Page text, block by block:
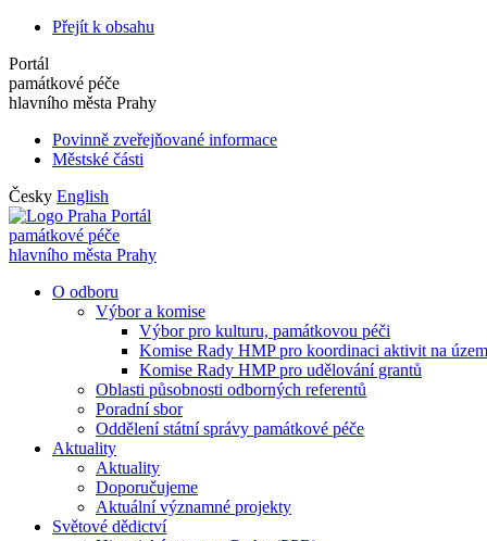
Přejít k obsahu
Portál
památkové péče
hlavního města Prahy
Povinně zveřejňované informace
Městské části
Česky English
Portál
památkové péče
hlavního města Prahy
O odboru
Výbor a komise
Výbor pro kulturu, památkovou péči
Komise Rady HMP pro koordinaci aktivit na
Komise Rady HMP pro udělování grantů
Oblasti působnosti odborných referentů
Poradní sbor
Oddělení státní správy památkové péče
Aktuality
Aktuality
Doporučujeme
Aktuální významné projekty
Světové dědictví